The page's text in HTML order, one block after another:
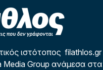
ιστότοπος filathlos.gr
Media Group ανάμεσα στα